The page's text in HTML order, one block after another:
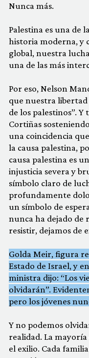
Nunca más.
Palestina es una de
historia moderna, y
global, nuestra
una de las más
Por eso, Nelson
que nuestra
de los palestinos”.
Cortiñas
una coincidencia
la causa palestina,
causa palestina es
injusticia severa y
símbolo claro de
profundamente
un símbolo de
nunca ha dejado de
resistir, dejamos de
Golda Meir, figura
Estado de Israel, y
ministra dijo: “Los
olvidarán”.
pero los jóvenes
Y no podemos
realidad. La
el exilio. Cada